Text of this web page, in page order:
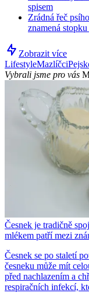
spisem
Zrádná řeč
znamená
Zobrazit více
LifestyleMazlíčci
Vybrali jsme pro vás
Česnek je tradičně
mlékem patří mezi
Česnek se po staletí
česneku může mít
před nachlazením a
respiračních infekcí,